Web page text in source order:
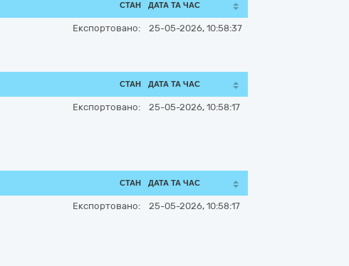
СТАН ДАТА ТА ЧАС
Експортовано: 25-05-2026, 10:58:37
СТАН ДАТА ТА ЧАС
Експортовано: 25-05-2026, 10:58:17
СТАН ДАТА ТА ЧАС
Експортовано: 25-05-2026, 10:58:17